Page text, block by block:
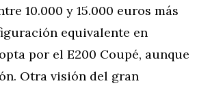
10.000 y 15.000 euros más
equivalente en
por el E200 Coupé, aunque
Otra visión del gran